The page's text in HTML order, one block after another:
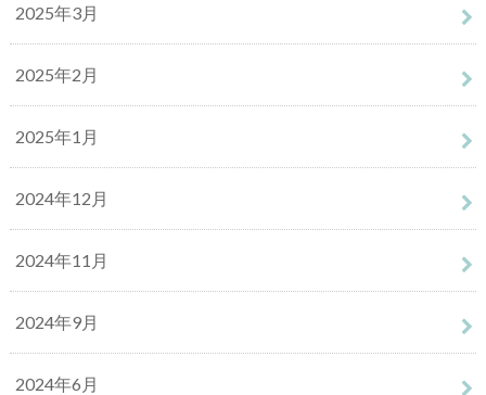
2025年3月
2025年2月
2025年1月
2024年12月
2024年11月
2024年9月
2024年6月